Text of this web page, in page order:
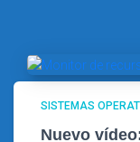
SISTEMAS
Nuevo